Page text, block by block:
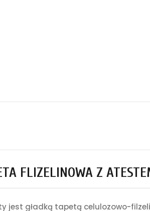
FLIZELINOWA Z
jest gładką tapetą celulozowo-